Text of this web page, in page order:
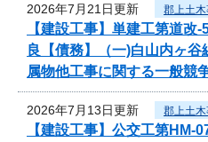
2026年7月21日更新 郡上土
【建設工事】単建工第道改
良【債務】（一)白山内ヶ
属物他工事に関する一般競
2026年7月13日更新 郡上土
【建設工事】公交工第HM-